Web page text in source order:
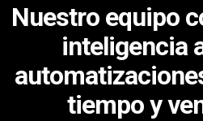
Nuestro equipo
inteligencia
tiempo y